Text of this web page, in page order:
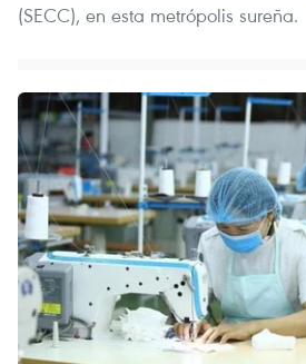
(SECC), en esta metrópolis sureña.